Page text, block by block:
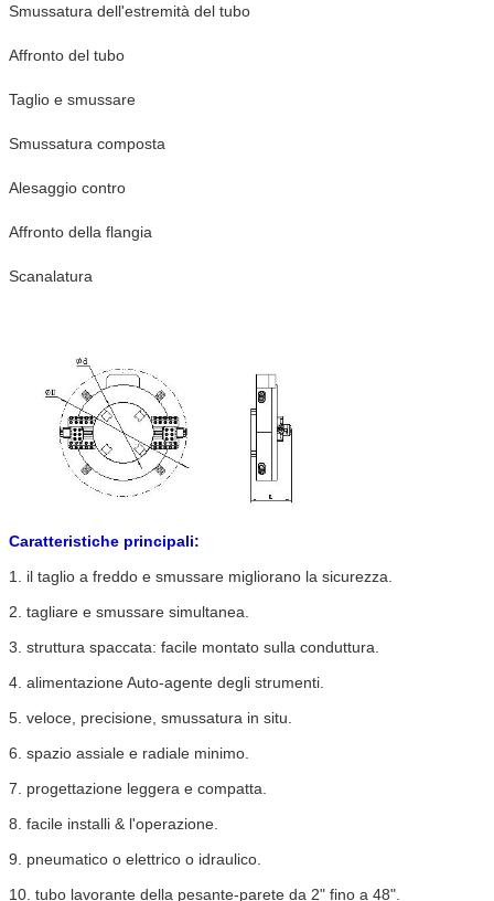
Smussatura dell'estremità del tubo
Affronto del tubo
Taglio e smussare
Smussatura composta
Alesaggio contro
Affronto della flangia
Scanalatura
Caratteristiche principali:
1. il taglio a freddo e smussare migliorano la sicurezza.
2. tagliare e smussare simultanea.
3. struttura spaccata: facile montato sulla conduttura.
4. alimentazione Auto-agente degli strumenti.
5. veloce, precisione, smussatura in situ.
6. spazio assiale e radiale minimo.
7. progettazione leggera e compatta.
8. facile installi & l'operazione.
9. pneumatico o elettrico o idraulico.
10. tubo lavorante della pesante-parete da 2" fino a 48".